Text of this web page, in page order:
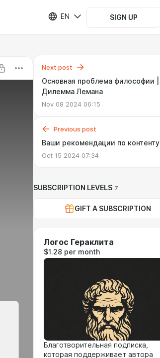
EN SIGN UP
Next post
Основная проблема философии |
Дилемма Лемана
Nov 08 2024 06:15
Previous post
Ваши рекомендации по контенту
Oct 15 2024 07:34
SUBSCRIPTION LEVELS 7
GIFT A SUBSCRIPTION
Логос Гераклита
$1.28 per month
Благотворительная подписка,
которая поддерживает автора